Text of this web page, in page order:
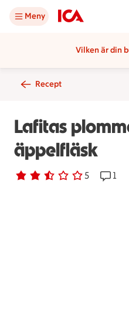
Meny
Vilken är din
Recept
Lafitas
äppelfläsk
Betyg 2.4 av 5. 5
5 personer har röstat 1